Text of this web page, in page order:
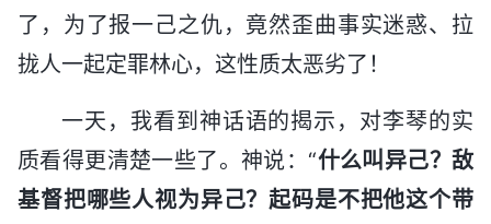
了，为了报一己之仇，竟然歪曲事实迷惑、拉
拢人一起定罪林心，这性质太恶劣了！
一天，我看到神话语的揭示，对李琴的实
质看得更清楚一些了。神说：“什么叫异己？敌
基督把哪些人视为异己？起码是不把他这个带